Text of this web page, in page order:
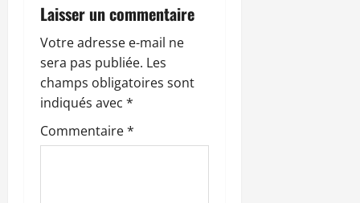
d
’
a
r
Laisser un commentaire
Votre adresse e-mail ne
sera pas publiée. Les
champs obligatoires sont
indiqués avec *
Commentaire*